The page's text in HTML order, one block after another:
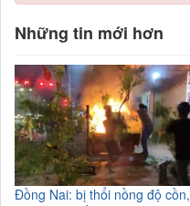
Những tin mới hơn
Đồng Nai: bị thổi nồng độ cồn,